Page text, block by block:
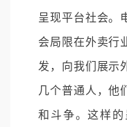
呈现平台社会。
会局限在外卖行
发，向我们展示
几个普通人，他
和斗争。这样